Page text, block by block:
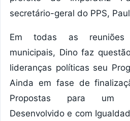
secretário-geral do PPS,
Em todas as reuniões
municipais, Dino faz
lideranças políticas seu
Ainda em fase de
Propostas para um
Desenvolvido e com